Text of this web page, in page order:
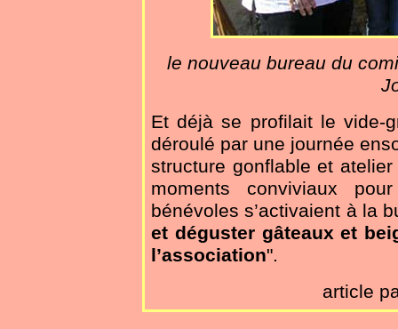
le nouveau bureau du
Et déjà se profilait le vide-
déroulé par une journée
structure gonflable et
moments conviviaux
bénévoles s’activaient à la
et déguster gâteaux et
l’association".
article